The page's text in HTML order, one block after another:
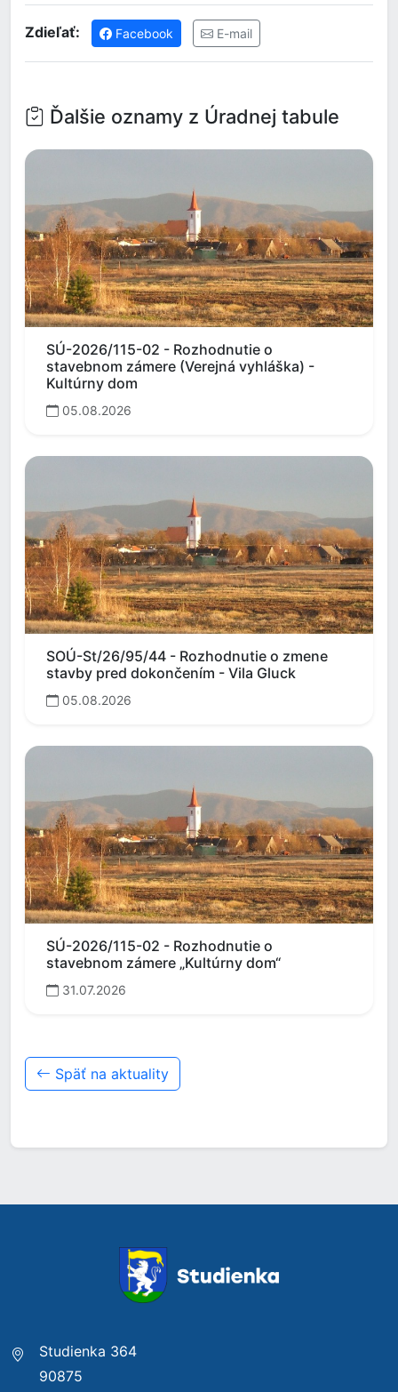
Zdieľať: Facebook E-mail
Ďalšie oznamy z Úradnej tabule
SÚ-2026/115-02 - Rozhodnutie o
stavebnom zámere (Verejná vyhláška) -
Kultúrny dom
05.08.2026
SOÚ-St/26/95/44 - Rozhodnutie o zmene
stavby pred dokončením - Vila Gluck
05.08.2026
SÚ-2026/115-02 - Rozhodnutie o
stavebnom zámere „Kultúrny dom“
31.07.2026
Späť na aktuality
Studienka 364
90875